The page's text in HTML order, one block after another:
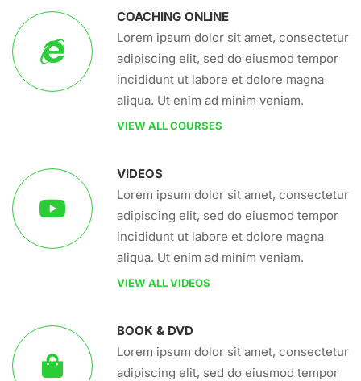
COACHING ONLINE
Lorem ipsum dolor sit amet, consectetur
adipiscing elit, sed do eiusmod tempor
incididunt ut labore et dolore magna
aliqua. Ut enim ad minim veniam.
VIEW ALL COURSES
VIDEOS
Lorem ipsum dolor sit amet, consectetur
adipiscing elit, sed do eiusmod tempor
incididunt ut labore et dolore magna
aliqua. Ut enim ad minim veniam.
VIEW ALL VIDEOS
BOOK & DVD
Lorem ipsum dolor sit amet, consectetur
adipiscing elit, sed do eiusmod tempor